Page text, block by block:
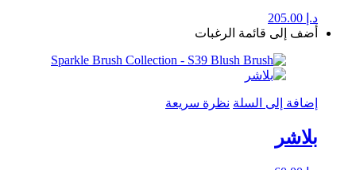
د.إ
أضف إلى قائمة الرغبات
إضافة إلى السلة نظرة سريعة
بلاشر